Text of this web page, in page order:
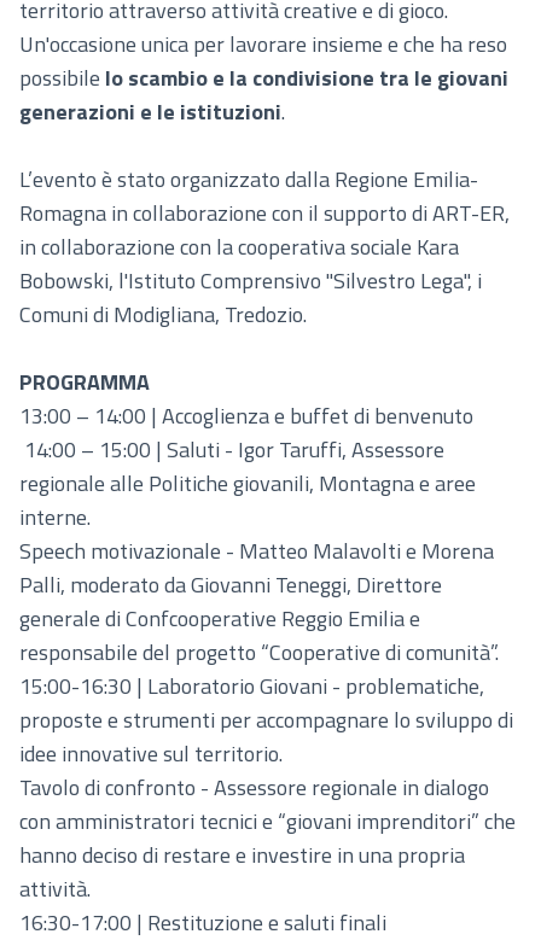
territorio attraverso attività creative e di gioco.
Un'occasione unica per lavorare insieme e che ha reso
possibile lo scambio e la condivisione tra le giovani
generazioni e le istituzioni.
L’evento è stato organizzato dalla Regione Emilia-
Romagna in collaborazione con il supporto di ART-ER,
in collaborazione con la cooperativa sociale Kara
Bobowski, l'Istituto Comprensivo "Silvestro Lega", i
Comuni di Modigliana, Tredozio.
PROGRAMMA
13:00 – 14:00 | Accoglienza e buffet di benvenuto
14:00 – 15:00 | Saluti - Igor Taruffi, Assessore
regionale alle Politiche giovanili, Montagna e aree
interne.
Speech motivazionale - Matteo Malavolti e Morena
Palli, moderato da Giovanni Teneggi, Direttore
generale di Confcooperative Reggio Emilia e
responsabile del progetto “Cooperative di comunità”.
15:00-16:30 | Laboratorio Giovani - problematiche,
proposte e strumenti per accompagnare lo sviluppo di
idee innovative sul territorio.
Tavolo di confronto - Assessore regionale in dialogo
con amministratori tecnici e “giovani imprenditori” che
hanno deciso di restare e investire in una propria
attività.
16:30-17:00 | Restituzione e saluti finali